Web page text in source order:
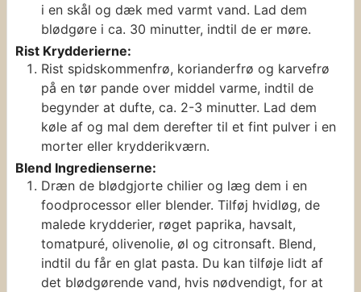
i en skål og dæk med varmt vand. Lad dem
blødgøre i ca. 30 minutter, indtil de er møre.
Rist Krydderierne:
Rist spidskommenfrø, korianderfrø og karvefrø
på en tør pande over middel varme, indtil de
begynder at dufte, ca. 2-3 minutter. Lad dem
køle af og mal dem derefter til et fint pulver i en
morter eller krydderikværn.
Blend Ingredienserne:
Dræn de blødgjorte chilier og læg dem i en
foodprocessor eller blender. Tilføj hvidløg, de
malede krydderier, røget paprika, havsalt,
tomatpuré, olivenolie, øl og citronsaft. Blend,
indtil du får en glat pasta. Du kan tilføje lidt af
det blødgørende vand, hvis nødvendigt, for at